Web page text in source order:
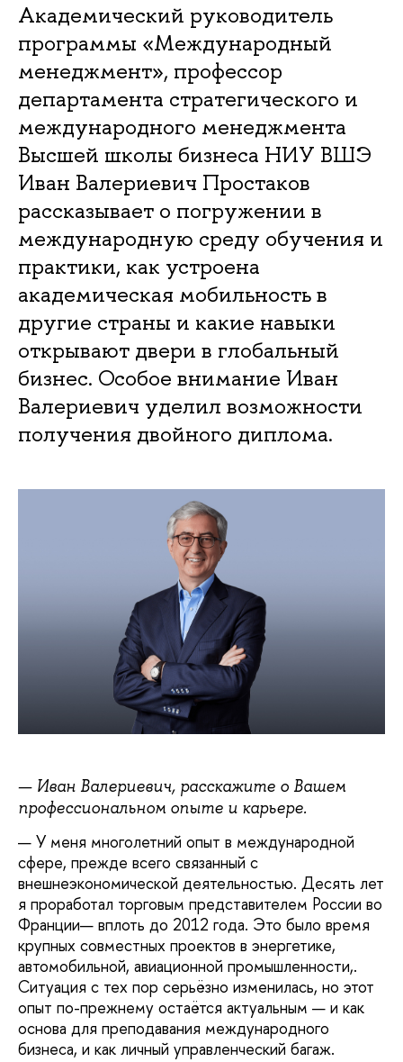
Академический руководитель
программы «Международный
менеджмент», профессор
департамента стратегического и
международного менеджмента
Высшей школы бизнеса НИУ ВШЭ
Иван Валериевич Простаков
рассказывает о погружении в
международную среду обучения и
практики, как устроена
академическая мобильность в
другие страны и какие навыки
открывают двери в глобальный
бизнес. Особое внимание Иван
Валериевич уделил возможности
получения двойного диплома.
— Иван Валериевич, расскажите о Вашем
профессиональном опыте и карьере.
— У меня многолетний опыт в международной
сфере, прежде всего связанный с
внешнеэкономической деятельностью. Десять лет
я проработал торговым представителем России во
Франции— вплоть до 2012 года. Это было время
крупных совместных проектов в энергетике,
автомобильной, авиационной промышленности,.
Ситуация с тех пор серьёзно изменилась, но этот
опыт по-прежнему остаётся актуальным — и как
основа для преподавания международного
бизнеса, и как личный управленческий багаж.